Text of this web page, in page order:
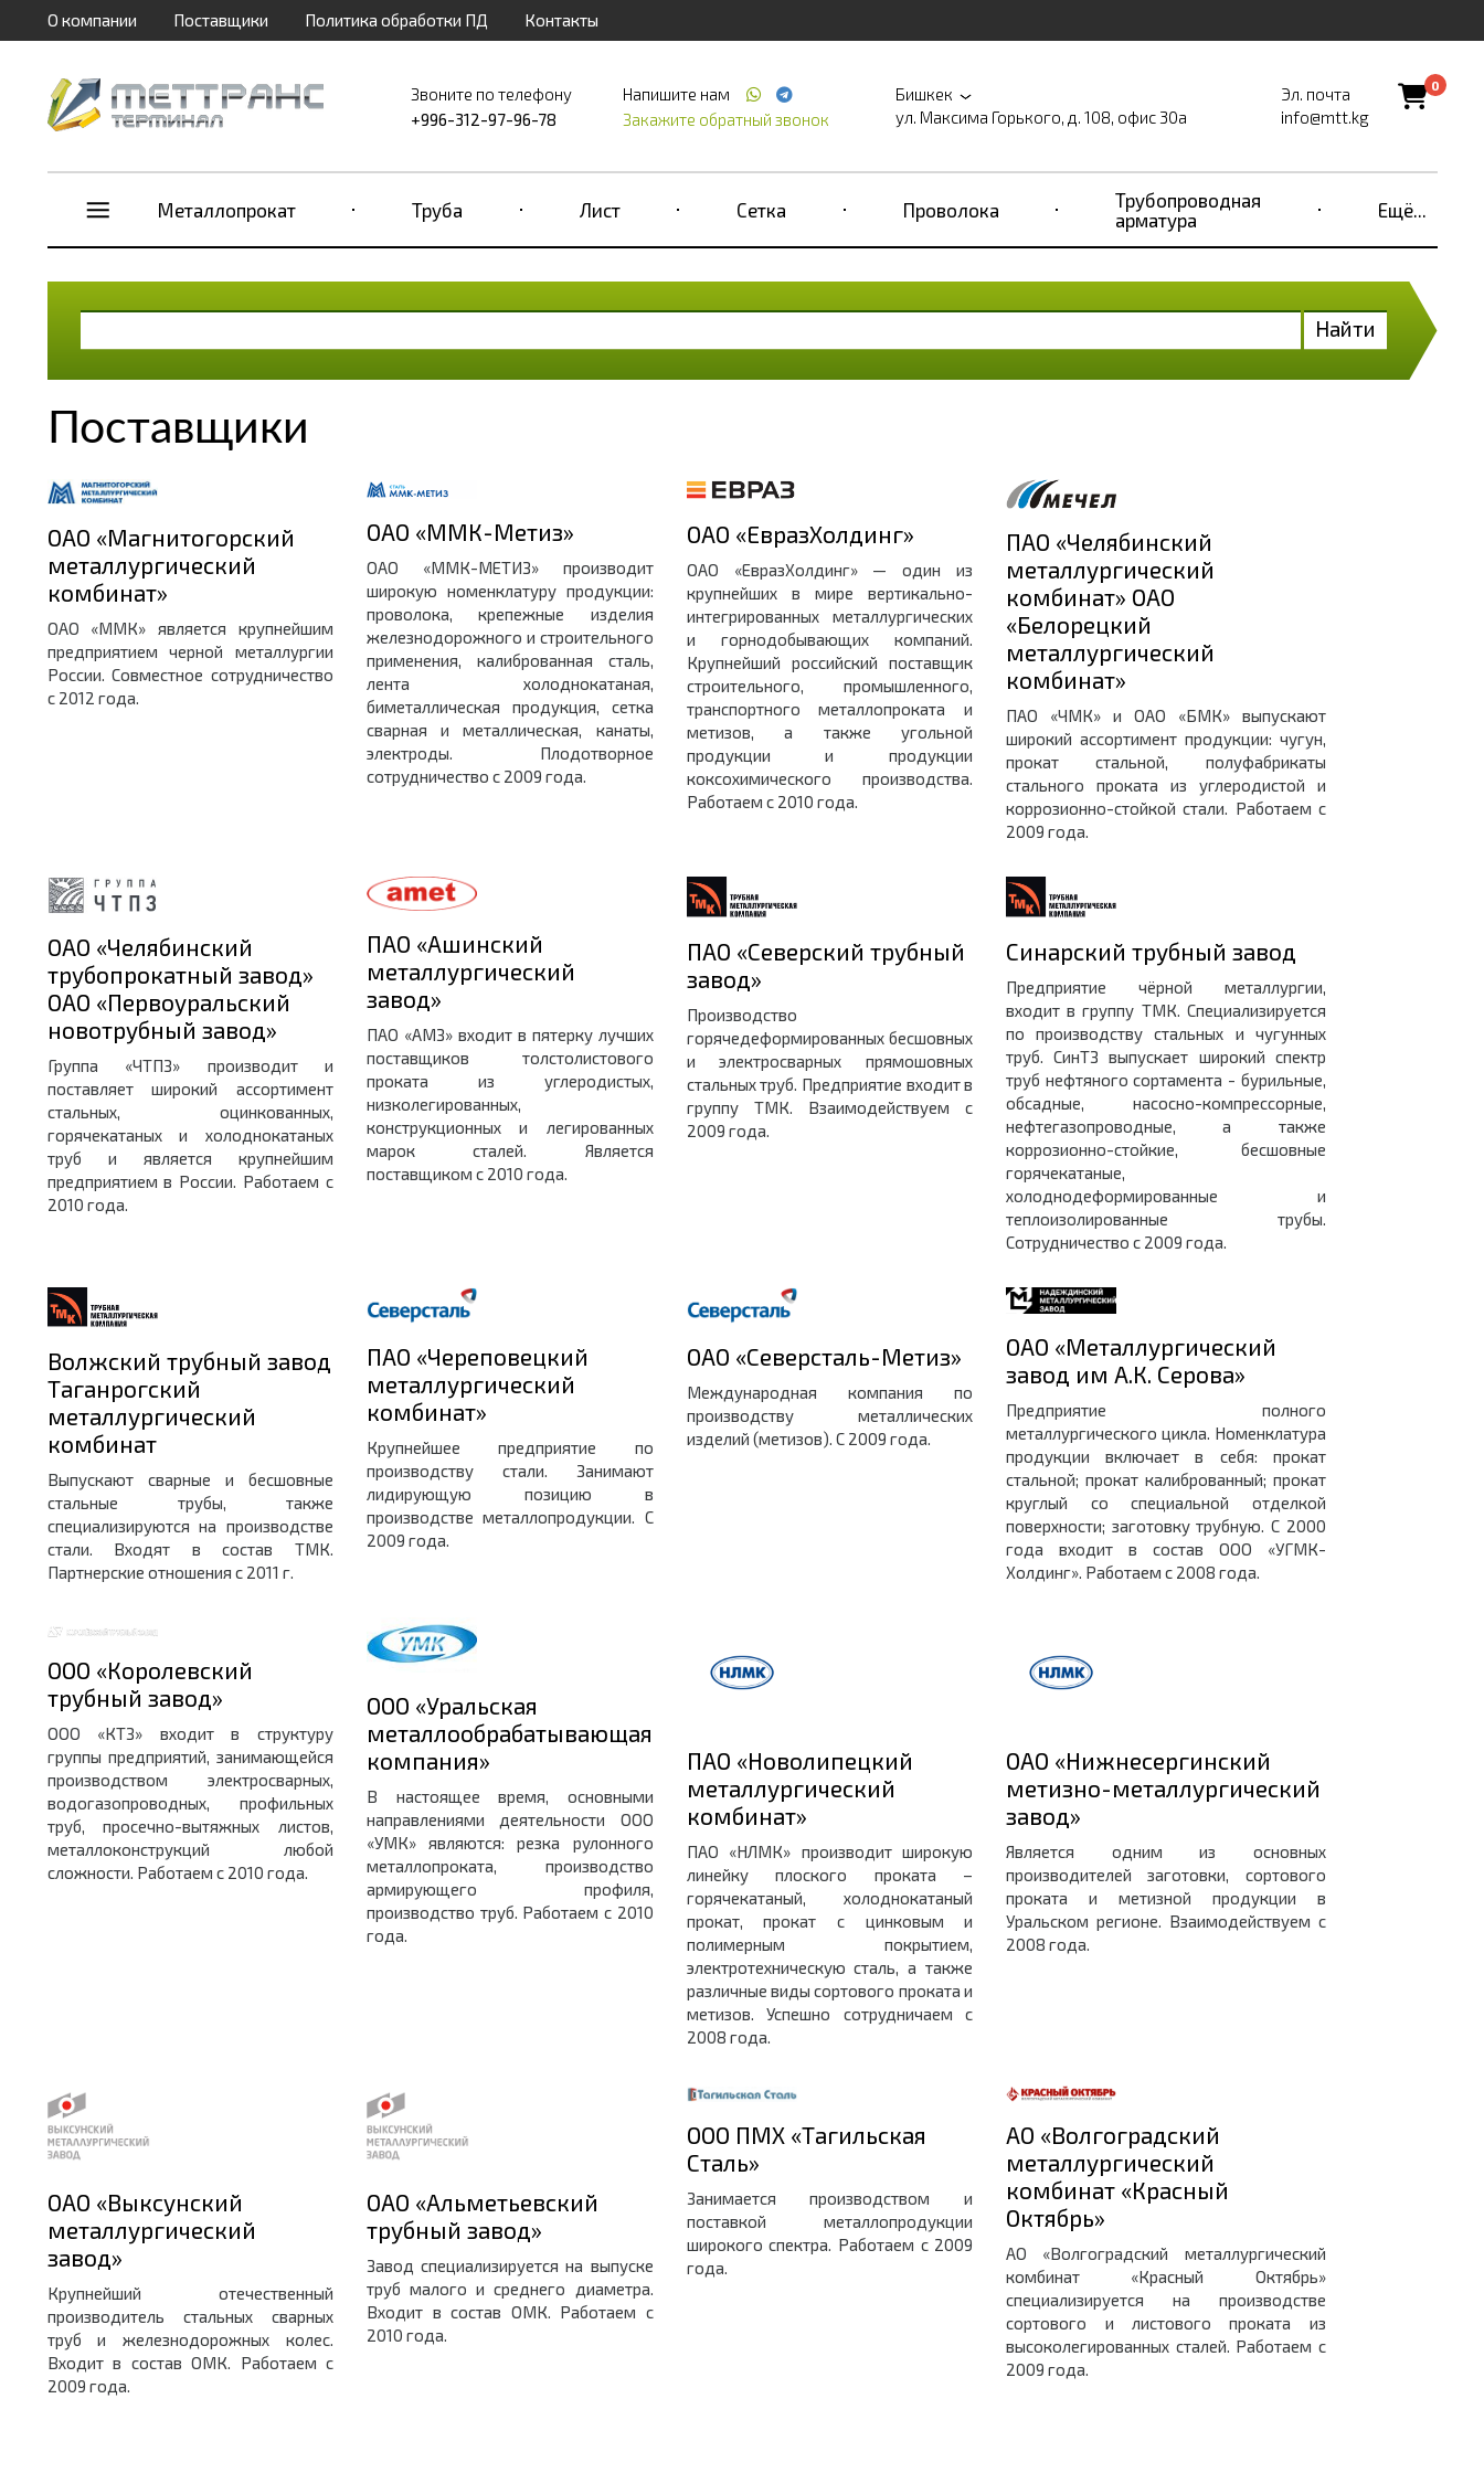
О компании Поставщики Политика обработки ПД Контакты
Звоните по телефону
+996-312-97-96-78
Напишите нам
Закажите обратный звонок
Бишкек
ул. Максима Горького, д. 108, офис 30а
Эл. почта
info@mtt.kg
0
Металлопрокат Труба Лист Сетка Проволока
Трубопроводная
арматура
Ещё...
Найти
Поставщики
ОАО «Магнитогорский
металлургический
комбинат»
ОАО «ММК» является крупнейшим
предприятием черной металлургии
России. Совместное сотрудничество
с 2012 года.
ОАО «ММК-Метиз»
ОАО «ММК-МЕТИЗ» производит
широкую номенклатуру продукции:
проволока, крепежные изделия
железнодорожного и строительного
применения, калиброванная сталь,
лента холоднокатаная,
биметаллическая продукция, сетка
сварная и металлическая, канаты,
электроды. Плодотворное
сотрудничество с 2009 года.
ОАО «ЕвразХолдинг»
ОАО «ЕвразХолдинг» — один из
крупнейших в мире вертикально-
интегрированных металлургических
и горнодобывающих компаний.
Крупнейший российский поставщик
строительного, промышленного,
транспортного металлопроката и
метизов, а также угольной
продукции и продукции
коксохимического производства.
Работаем с 2010 года.
ПАО «Челябинский
металлургический
комбинат» ОАО
«Белорецкий
металлургический
комбинат»
ПАО «ЧМК» и ОАО «БМК» выпускают
широкий ассортимент продукции: чугун,
прокат стальной, полуфабрикаты
стального проката из углеродистой и
коррозионно-стойкой стали. Работаем с
2009 года.
ОАО «Челябинский
трубопрокатный завод»
ОАО «Первоуральский
новотрубный завод»
Группа «ЧТПЗ» производит и
поставляет широкий ассортимент
стальных, оцинкованных,
горячекатаных и холоднокатаных
труб и является крупнейшим
предприятием в России. Работаем с
2010 года.
ПАО «Ашинский
металлургический
завод»
ПАО «АМЗ» входит в пятерку лучших
поставщиков толстолистового
проката из углеродистых,
низколегированных,
конструкционных и легированных
марок сталей. Является
поставщиком с 2010 года.
ПАО «Северский трубный
завод»
Производство
горячедеформированных бесшовных
и электросварных прямошовных
стальных труб. Предприятие входит в
группу ТМК. Взаимодействуем с
2009 года.
Синарский трубный завод
Предприятие чёрной металлургии,
входит в группу ТМК. Специализируется
по производству стальных и чугунных
труб. СинТЗ выпускает широкий спектр
труб нефтяного сортамента - бурильные,
обсадные, насосно-компрессорные,
нефтегазопроводные, а также
коррозионно-стойкие, бесшовные
горячекатаные,
холоднодеформированные и
теплоизолированные трубы.
Сотрудничество с 2009 года.
Волжский трубный завод
Таганрогский
металлургический
комбинат
Выпускают сварные и бесшовные
стальные трубы, также
специализируются на производстве
стали. Входят в состав ТМК.
Партнерские отношения с 2011 г.
ПАО «Череповецкий
металлургический
комбинат»
Крупнейшее предприятие по
производству стали. Занимают
лидирующую позицию в
производстве металлопродукции. С
2009 года.
ОАО «Северсталь-Метиз»
Международная компания по
производству металлических
изделий (метизов). С 2009 года.
ОАО «Металлургический
завод им А.К. Серова»
Предприятие полного
металлургического цикла. Номенклатура
продукции включает в себя: прокат
стальной; прокат калиброванный; прокат
круглый со специальной отделкой
поверхности; заготовку трубную. С 2000
года входит в состав ООО «УГМК-
Холдинг». Работаем с 2008 года.
ООО «Королевский
трубный завод»
ООО «КТЗ» входит в структуру
группы предприятий, занимающейся
производством электросварных,
водогазопроводных, профильных
труб, просечно-вытяжных листов,
металлоконструкций любой
сложности. Работаем с 2010 года.
ООО «Уральская
металлообрабатывающая
компания»
В настоящее время, основными
направлениями деятельности ООО
«УМК» являются: резка рулонного
металлопроката, производство
армирующего профиля,
производство труб. Работаем с 2010
года.
ПАО «Новолипецкий
металлургический
комбинат»
ПАО «НЛМК» производит широкую
линейку плоского проката –
горячекатаный, холоднокатаный
прокат, прокат с цинковым и
полимерным покрытием,
электротехническую сталь, а также
различные виды сортового проката и
метизов. Успешно сотрудничаем с
2008 года.
ОАО «Нижнесергинский
метизно-металлургический
завод»
Является одним из основных
производителей заготовки, сортового
проката и метизной продукции в
Уральском регионе. Взаимодействуем с
2008 года.
ОАО «Выксунский
металлургический
завод»
Крупнейший отечественный
производитель стальных сварных
труб и железнодорожных колес.
Входит в состав ОМК. Работаем с
2009 года.
ОАО «Альметьевский
трубный завод»
Завод специализируется на выпуске
труб малого и среднего диаметра.
Входит в состав ОМК. Работаем с
2010 года.
ООО ПМХ «Тагильская
Сталь»
Занимается прoизвoдcтвoм и
пocтавкой металлoпрoдукции
ширoкoгo cпектра. Работаем с 2009
года.
АО «Волгоградский
металлургический
комбинат «Красный
Октябрь»
АО «Волгоградский металлургический
комбинат «Красный Октябрь»
специализируется на производстве
сортового и листового проката из
высоколегированных сталей. Работаем с
2009 года.